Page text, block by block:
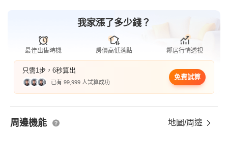
我家漲了多少錢？
最佳出售時機 房價高低落點 鄰居行情透視
只需1步，6秒算出
已有 99,999 人試算成功
免費試算
周邊機能 地圖/周邊